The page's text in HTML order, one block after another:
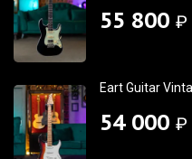
55 800 ₽
Eart Guitar
54 000 ₽